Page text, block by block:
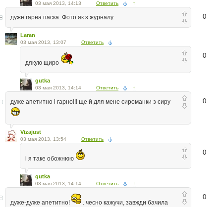
03 мая 2013, 14:13 Ответить ↑
0
дуже гарна паска. Фото як з журналу.
Laran
03 мая 2013, 13:07 Ответить
0
дякую щиро
gutka
03 мая 2013, 14:14 Ответить ↑
0
дуже апетитно і гарно!!! ще й для мене сироманки з сиру
Vizajust
03 мая 2013, 13:54 Ответить
0
і я таке обожнюю
gutka
03 мая 2013, 14:14 Ответить ↑
0
дуже-дуже апетитно!
. чесно кажучи, завжди бачила